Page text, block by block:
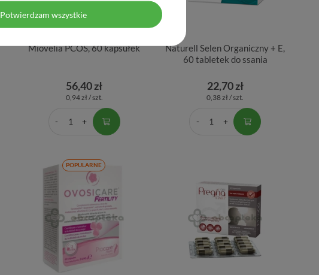
Miovelia PCOS, 60 kapsułek
56,40 zł
0,94 zł / szt.
Naturell Selen Organiczny + E,
60 tabletek do ssania
22,70 zł
0,38 zł / szt.
POPULARNE
Potwierdzam wszystkie